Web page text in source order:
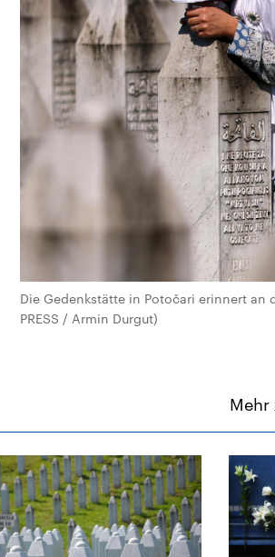
Die Gedenkstätte in Potočari erinnert an
PRESS / Armin Durgut)
Mehr